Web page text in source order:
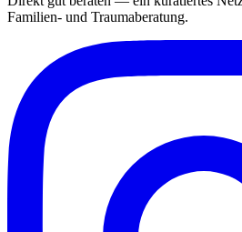
Familien- und Traumaberatung.